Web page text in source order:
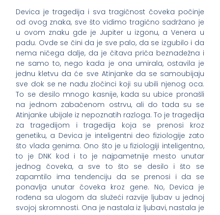
Devica je tragedija i sva tragičnost čoveka počinje
od ovog znaka, sve što vidimo tragično sadržano je
u ovom znaku gde je Jupiter u izgonu, a Venera u
padu. Ovde se čini da je sve palo, da se izgubilo i da
nema ničega dalje, da je čitava priča beznadežna i
ne samo to, nego kada je ona umirala, ostavila je
jednu kletvu da će sve Atinjanke da se samoubijaju
sve dok se ne nađu zločinci koji su ubili njenog oca.
To se desilo mnogo kasnije, kada su ubice pronašli
na jednom zabačenom ostrvu, ali do tada su se
Atinjanke ubijale iz nepoznatih razloga. To je tragedija
za tragedijom i tragedija koja se prenosi kroz
genetiku, a Devica je inteligentni deo fiziologije zato
što vlada genima. Ono što je u fiziologiji inteligentno,
to je DNK kod i to je najpametnije mesto unutar
jednog čoveka, a sve to što se desilo i što se
zapamtilo ima tendenciju da se prenosi i da se
ponavlja unutar čoveka kroz gene. No, Devica je
rođena sa ulogom da služeći razvije ljubav u jednoj
svojoj skromnosti. Ona je nastala iz ljubavi, nastala je